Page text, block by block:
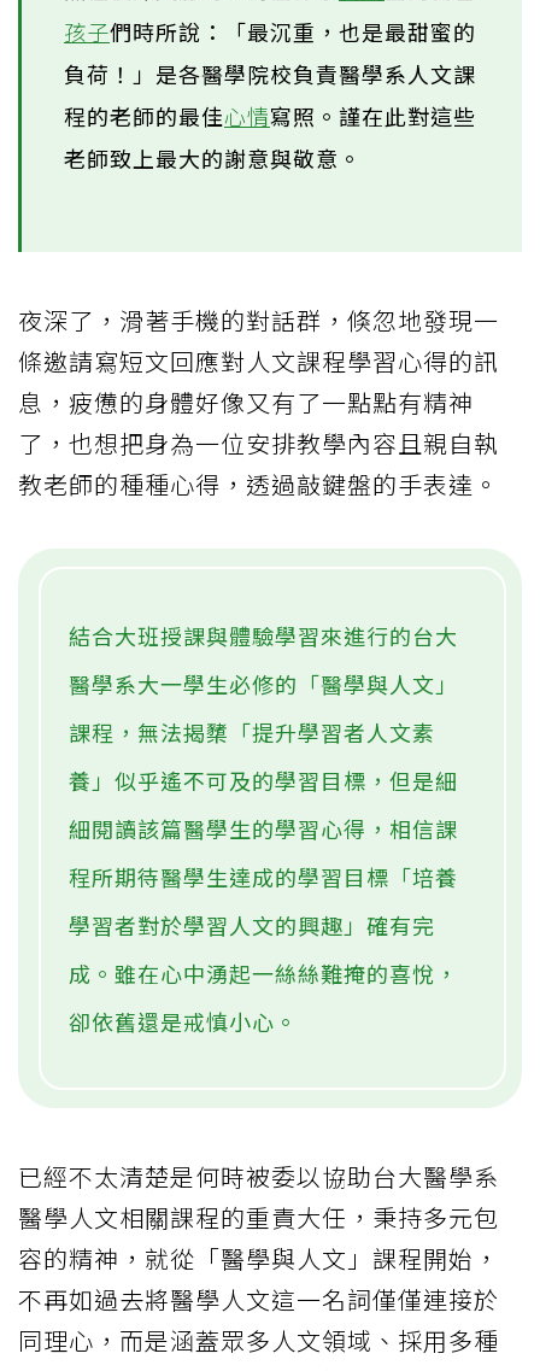
孩子們時所說：「最沉重，也是最甜蜜的
負荷！」是各醫學院校負責醫學系人文課
程的老師的最佳心情寫照。謹在此對這些
老師致上最大的謝意與敬意。
夜深了，滑著手機的對話群，倏忽地發現一
條邀請寫短文回應對人文課程學習心得的訊
息，疲憊的身體好像又有了一點點有精神
了，也想把身為一位安排教學內容且親自執
教老師的種種心得，透過敲鍵盤的手表達。
結合大班授課與體驗學習來進行的台大
醫學系大一學生必修的「醫學與人文」
課程，無法揭櫫「提升學習者人文素
養」似乎遙不可及的學習目標，但是細
細閱讀該篇醫學生的學習心得，相信課
程所期待醫學生達成的學習目標「培養
學習者對於學習人文的興趣」確有完
成。雖在心中湧起一絲絲難掩的喜悅，
卻依舊還是戒慎小心。
已經不太清楚是何時被委以協助台大醫學系
醫學人文相關課程的重責大任，秉持多元包
容的精神，就從「醫學與人文」課程開始，
不再如過去將醫學人文這一名詞僅僅連接於
同理心，而是涵蓋眾多人文領域、採用多種